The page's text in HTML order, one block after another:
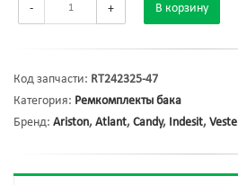
- + В корзину
Код запчасти: RT242325-47
Категория: Ремкомплекты бака
Бренд: Ariston, Atlant, Candy, Indesit, Vestel